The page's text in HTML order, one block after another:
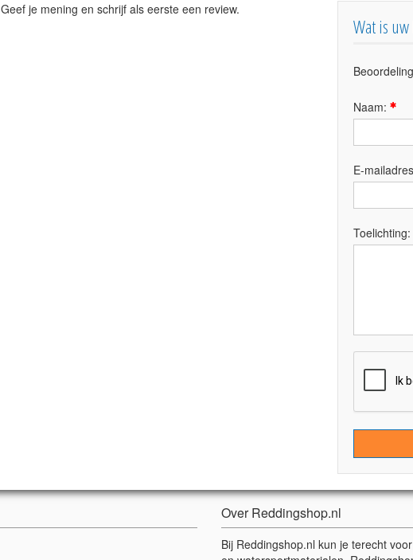
Geef je mening en schrijf als eerste een review.
Wat is
Naam:
E-
Toelichting:
Over Reddingshop.nl
Bij Reddingshop.nl kun je terecht